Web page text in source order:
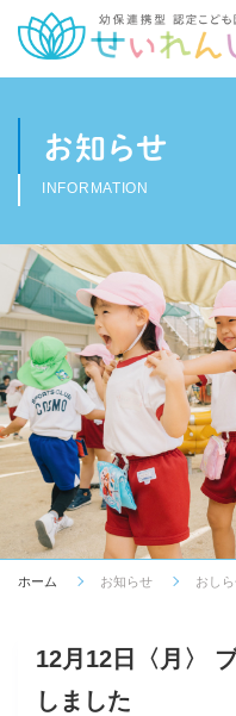
お知らせ
INFORMATION
ホーム お知らせ おし
12月12日〈月〉
しました